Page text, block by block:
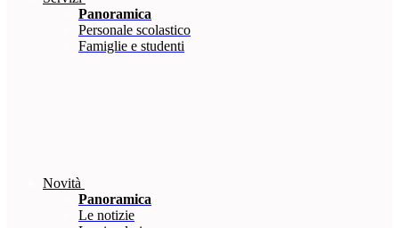
Panoramica
Personale scolastico
Famiglie e studenti
Novità
Panoramica
Le notizie